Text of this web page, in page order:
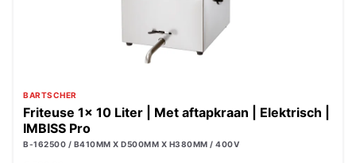
BARTSCHER
Friteuse 1x 10 Liter | Met aftapkraan | Elektrisch |
IMBISS Pro
B-162500 / B410MM X D500MM X H380MM / 400V